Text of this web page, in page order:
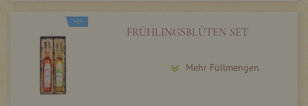
NEU
FRÜHLINGSBLÜTEN SET
Mehr Füllmengen